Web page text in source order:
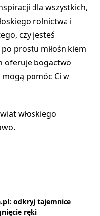
dla wszystkich,
rolnictwa i
czy jesteś
prostu miłośnikiem
oferuje bogactwo
pomóc Ci w
włoskiego
odkryj tajemnice
ręki